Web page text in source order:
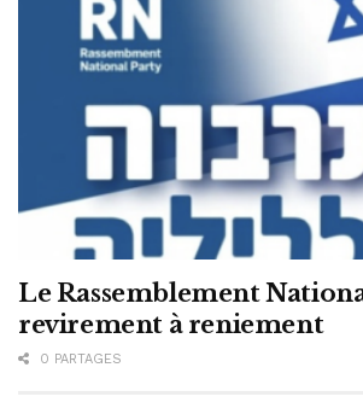
Le Rassemblement
revirement à reniement
0 PARTAGES